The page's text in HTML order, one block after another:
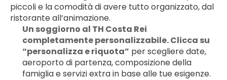
piccoli e la comodità di avere tutto organizzato, dal
ristorante all’animazione.
Un soggiorno al TH Costa Rei
completamente personalizzabile. Clicca su
“personalizza e riquota” per scegliere date,
aeroporto di partenza, composizione della
famiglia e servizi extra in base alle tue esigenze.